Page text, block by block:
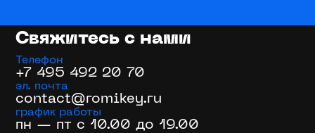
Свяжитесь с нами
Телефон
+7 495 492 20 70
эл. почта
contact@romikey.ru
график работы
пн — пт с 10.00 до 19.00